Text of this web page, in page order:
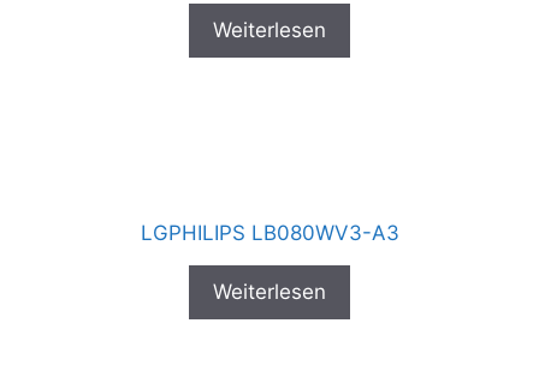
Weiterlesen
LGPHILIPS LB080WV3-A3
Weiterlesen